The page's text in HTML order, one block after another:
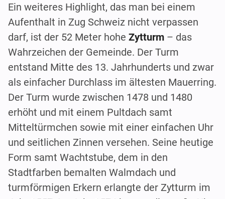
Ein weiteres Highlight, das man bei einem
Aufenthalt in Zug Schweiz nicht verpassen
darf, ist der 52 Meter hohe Zytturm – das
Wahrzeichen der Gemeinde. Der Turm
entstand Mitte des 13. Jahrhunderts und zwar
als einfacher Durchlass im ältesten Mauerring.
Der Turm wurde zwischen 1478 und 1480
erhöht und mit einem Pultdach samt
Mitteltürmchen sowie mit einer einfachen Uhr
und seitlichen Zinnen versehen. Seine heutige
Form samt Wachtstube, dem in den
Stadtfarben bemalten Walmdach und
turmförmigen Erkern erlangte der Zytturm im